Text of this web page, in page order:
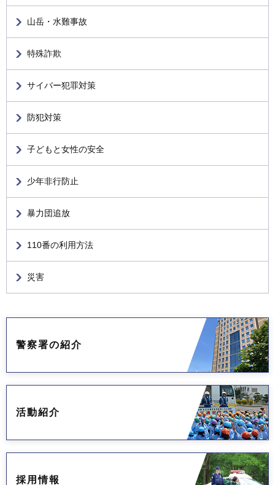
山岳・水難事故
特殊詐欺
サイバー犯罪対策
防犯対策
子どもと女性の安全
少年非行防止
暴力団追放
110番の利用方法
災害
警察署の紹介
活動紹介
採用情報